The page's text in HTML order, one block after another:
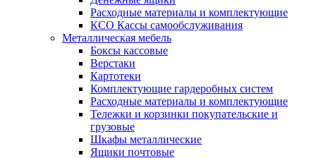
Расходные материалы и комплектующие
КСО Кассы самообслуживания
Металлическая мебель
Боксы кассовые
Верстаки
Картотеки
Комплектующие гардеробных систем
Расходные материалы и комплектующие
Тележки и корзинки покупательские и
грузовые
Шкафы металлические
Ящики почтовые